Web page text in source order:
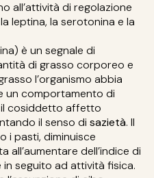
all’attività di regolazione
leptina, la serotonina e la
è un segnale di
di grasso corporeo e
l’organismo abbia
un comportamento di
cosiddetto affetto
il senso di sazietà. Il
i pasti, diminuisce
all’aumentare dell’indice di
seguito ad attività fisica.